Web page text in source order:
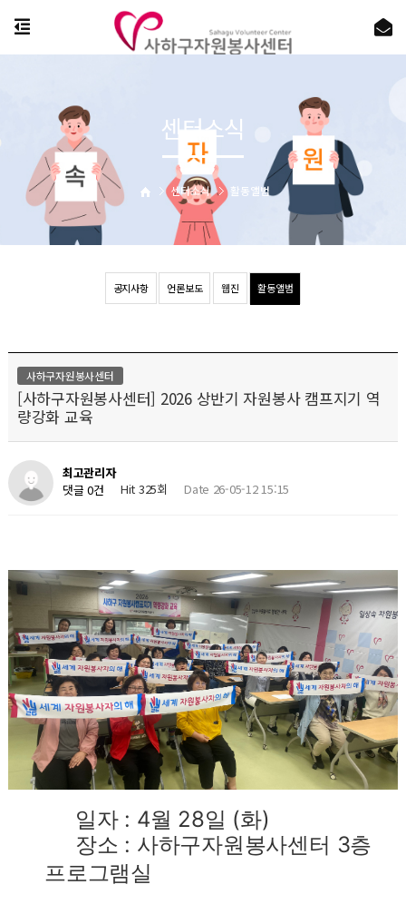
공지사항 언론보도 웹진 활동앨범
센터소식 활동앨범
센터소식
사하구자원봉사센터
[사하구자원봉사센터] 2026 상반기 자원봉사 캠프지기 역
량강화 교육
최고관리자
댓글 0건
Hit 325회 Date 26-05-12 15:15
일자 : 4월 28일 (화)
장소 : 사하구자원봉사센터 3층
프로그램실